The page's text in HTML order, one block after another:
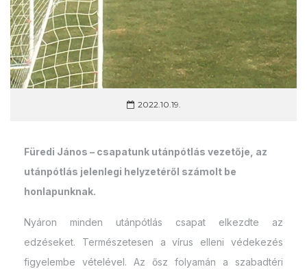
2022.10.19.
Füredi János – csapatunk utánpótlás vezetője, az
utánpótlás jelenlegi helyzetéről számolt be
honlapunknak.
Nyáron minden utánpótlás csapat elkezdte az
edzéseket. Természetesen a vírus elleni védekezés
figyelembe vételével. Az ősz folyamán a szabadtéri